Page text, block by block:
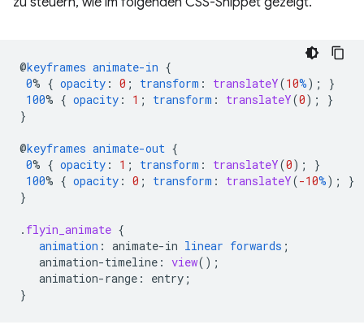
@keyframes animate-in {
0% { opacity : 0 ; transform : translateY(10%);
}
100% { opacity : 1 ; transform : translateY(0);
}
}
@keyframes animate-out {
0% { opacity : 1 ; transform : translateY(0);
}
100% { opacity : 0 ; transform : translateY(-10%);
}
}
. flyin_animate {
animation : animate-in linear forwards ;
animation-timeline : view();
animation-range : entry ;
}